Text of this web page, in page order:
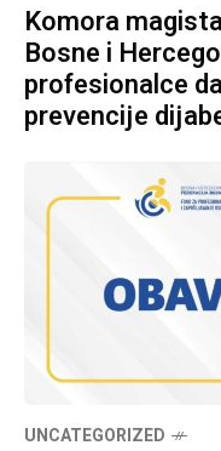
Komora
Bosne i
profesionalce
prevencije
UNCATEGORIZED